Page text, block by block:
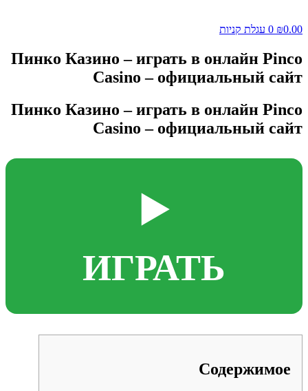
₪0.00
0 עגלת קניות
Пинко Казино – играть в онлайн Pinco
Casino – официальный сайт
Пинко Казино – играть в онлайн Pinco
Casino – официальный сайт
▶️
ИГРАТЬ
Содержимое